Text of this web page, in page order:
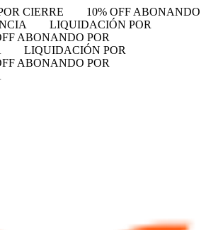
CIERRE
10% OFF ABONANDO
LIQUIDACIÓN POR
ABONANDO POR
LIQUIDACIÓN POR
ABONANDO POR